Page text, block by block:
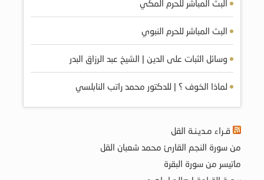
البث المباشر للحرم المكي
البث المباشر للحرم النبوي
وسائل الثبات على الدين | الشيخ عبد الرزاق البدر
لماذا الخوف ؟ | للدكتور محمد راتب النابلسي
قـراء مـديـنـة القل
من سورة النجم القارئ محمد شعبان القل
ماتيسر من سورة البقرة